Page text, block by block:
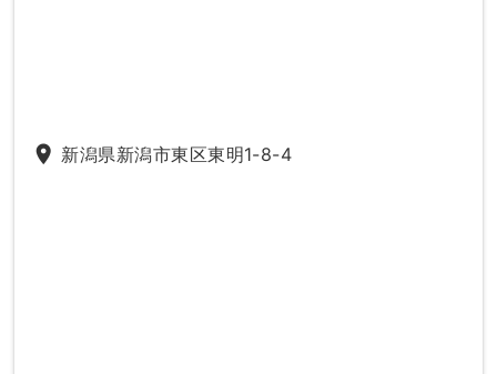
place 新潟県新潟市東区東明1-8-4